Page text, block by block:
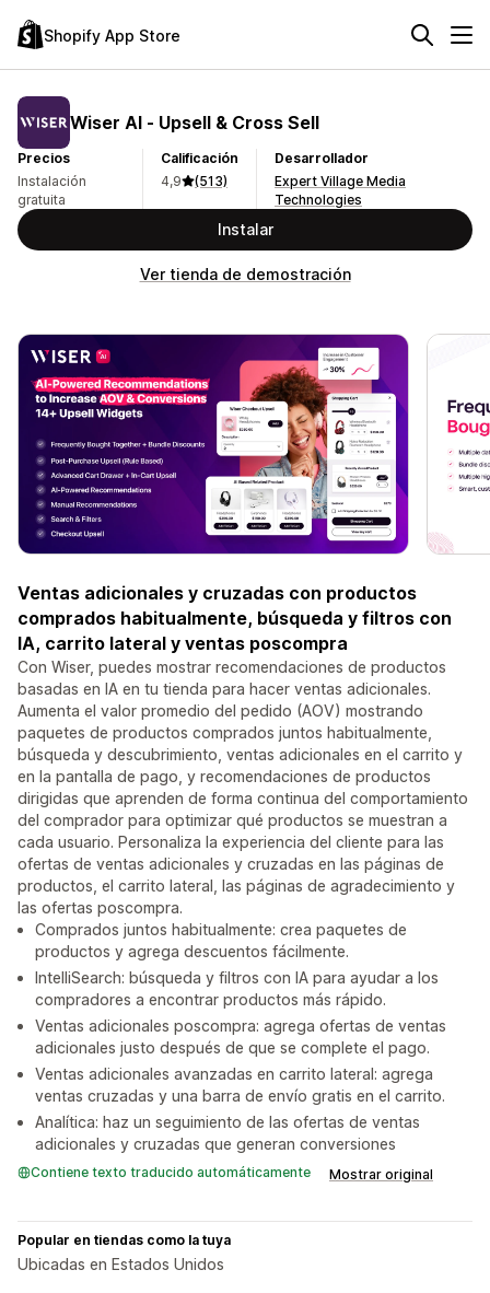
Shopify App Store
Wiser AI ‑ Upsell & Cross Sell
Precios
Instalación
gratuita
Calificación
4,9
(513)
Desarrollador
Expert Village Media
Technologies
Instalar
Ver tienda de demostración
Ventas adicionales y cruzadas con productos
comprados habitualmente, búsqueda y filtros con
IA, carrito lateral y ventas poscompra
Con Wiser, puedes mostrar recomendaciones de productos
basadas en IA en tu tienda para hacer ventas adicionales.
Aumenta el valor promedio del pedido (AOV) mostrando
paquetes de productos comprados juntos habitualmente,
búsqueda y descubrimiento, ventas adicionales en el carrito y
en la pantalla de pago, y recomendaciones de productos
dirigidas que aprenden de forma continua del comportamiento
del comprador para optimizar qué productos se muestran a
cada usuario. Personaliza la experiencia del cliente para las
ofertas de ventas adicionales y cruzadas en las páginas de
productos, el carrito lateral, las páginas de agradecimiento y
las ofertas poscompra.
Comprados juntos habitualmente: crea paquetes de
productos y agrega descuentos fácilmente.
IntelliSearch: búsqueda y filtros con IA para ayudar a los
compradores a encontrar productos más rápido.
Ventas adicionales poscompra: agrega ofertas de ventas
adicionales justo después de que se complete el pago.
Ventas adicionales avanzadas en carrito lateral: agrega
ventas cruzadas y una barra de envío gratis en el carrito.
Analítica: haz un seguimiento de las ofertas de ventas
adicionales y cruzadas que generan conversiones
Contiene texto traducido automáticamente Mostrar original
Popular en tiendas como la tuya
Ubicadas en Estados Unidos